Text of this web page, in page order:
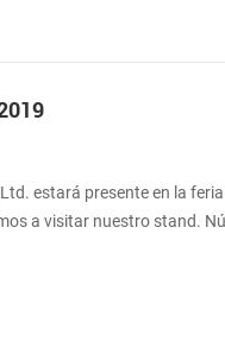
estará presente en la
a visitar nuestro stand.
DuBai world trade centreoff